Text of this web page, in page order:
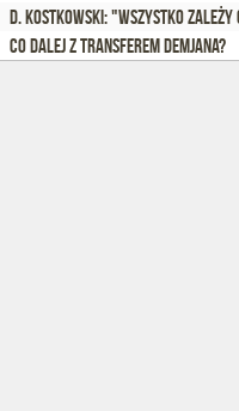
D. Kostkowski: "Wszystko
Co dalej z transferem Demjana?